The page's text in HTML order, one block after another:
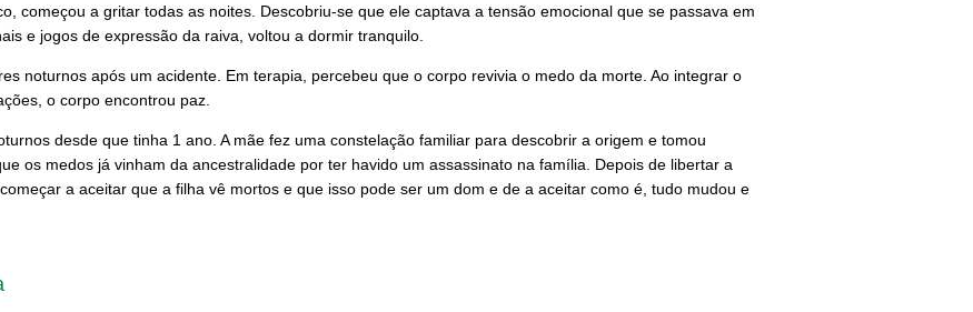
começou a gritar todas as noites. Descobriu-se que ele captava a tensão emocional que se passava em
e jogos de expressão da raiva, voltou a dormir tranquilo.
noturnos após um acidente. Em terapia, percebeu que o corpo revivia o medo da morte. Ao integrar o
o corpo encontrou paz.
desde que tinha 1 ano. A mãe fez uma constelação familiar para descobrir a origem e tomou
os medos já vinham da ancestralidade por ter havido um assassinato na família. Depois de libertar a
a aceitar que a filha vê mortos e que isso pode ser um dom e de a aceitar como é, tudo mudou e